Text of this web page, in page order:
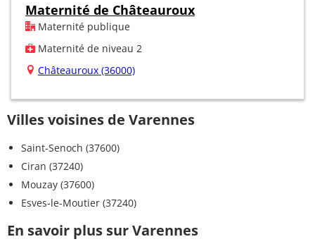
Maternité de Châteauroux
Maternité publique
Maternité de niveau 2
Châteauroux (36000)
Villes voisines de Varennes
Saint-Senoch (37600)
Ciran (37240)
Mouzay (37600)
Esves-le-Moutier (37240)
En savoir plus sur Varennes